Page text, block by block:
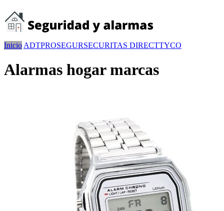
Inicio ADTPROSEGURSECURITAS DIRECTTYCO
Alarmas hogar marcas